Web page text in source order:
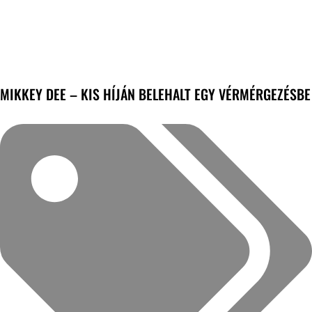
MIKKEY DEE – KIS HÍJÁN BELEHALT EGY VÉRMÉRGEZÉSBE